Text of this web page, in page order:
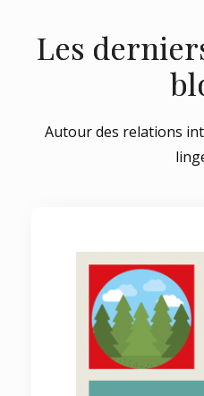
Les
Autour des relations